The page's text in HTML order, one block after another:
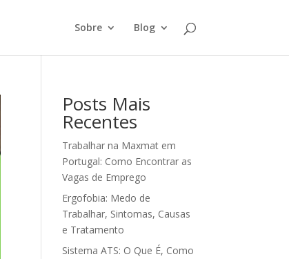
Sobre Blog
Posts Mais
Recentes
Trabalhar na Maxmat em
Portugal: Como Encontrar as
Vagas de Emprego
Ergofobia: Medo de
Trabalhar, Sintomas, Causas
e Tratamento
Sistema ATS: O Que É, Como